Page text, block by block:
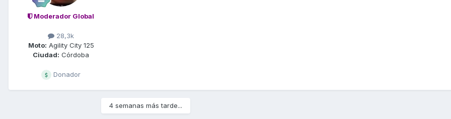
Moderador Global
28,3k
Moto: Agility City 125
Ciudad: Córdoba
Donador
4 semanas más tarde...